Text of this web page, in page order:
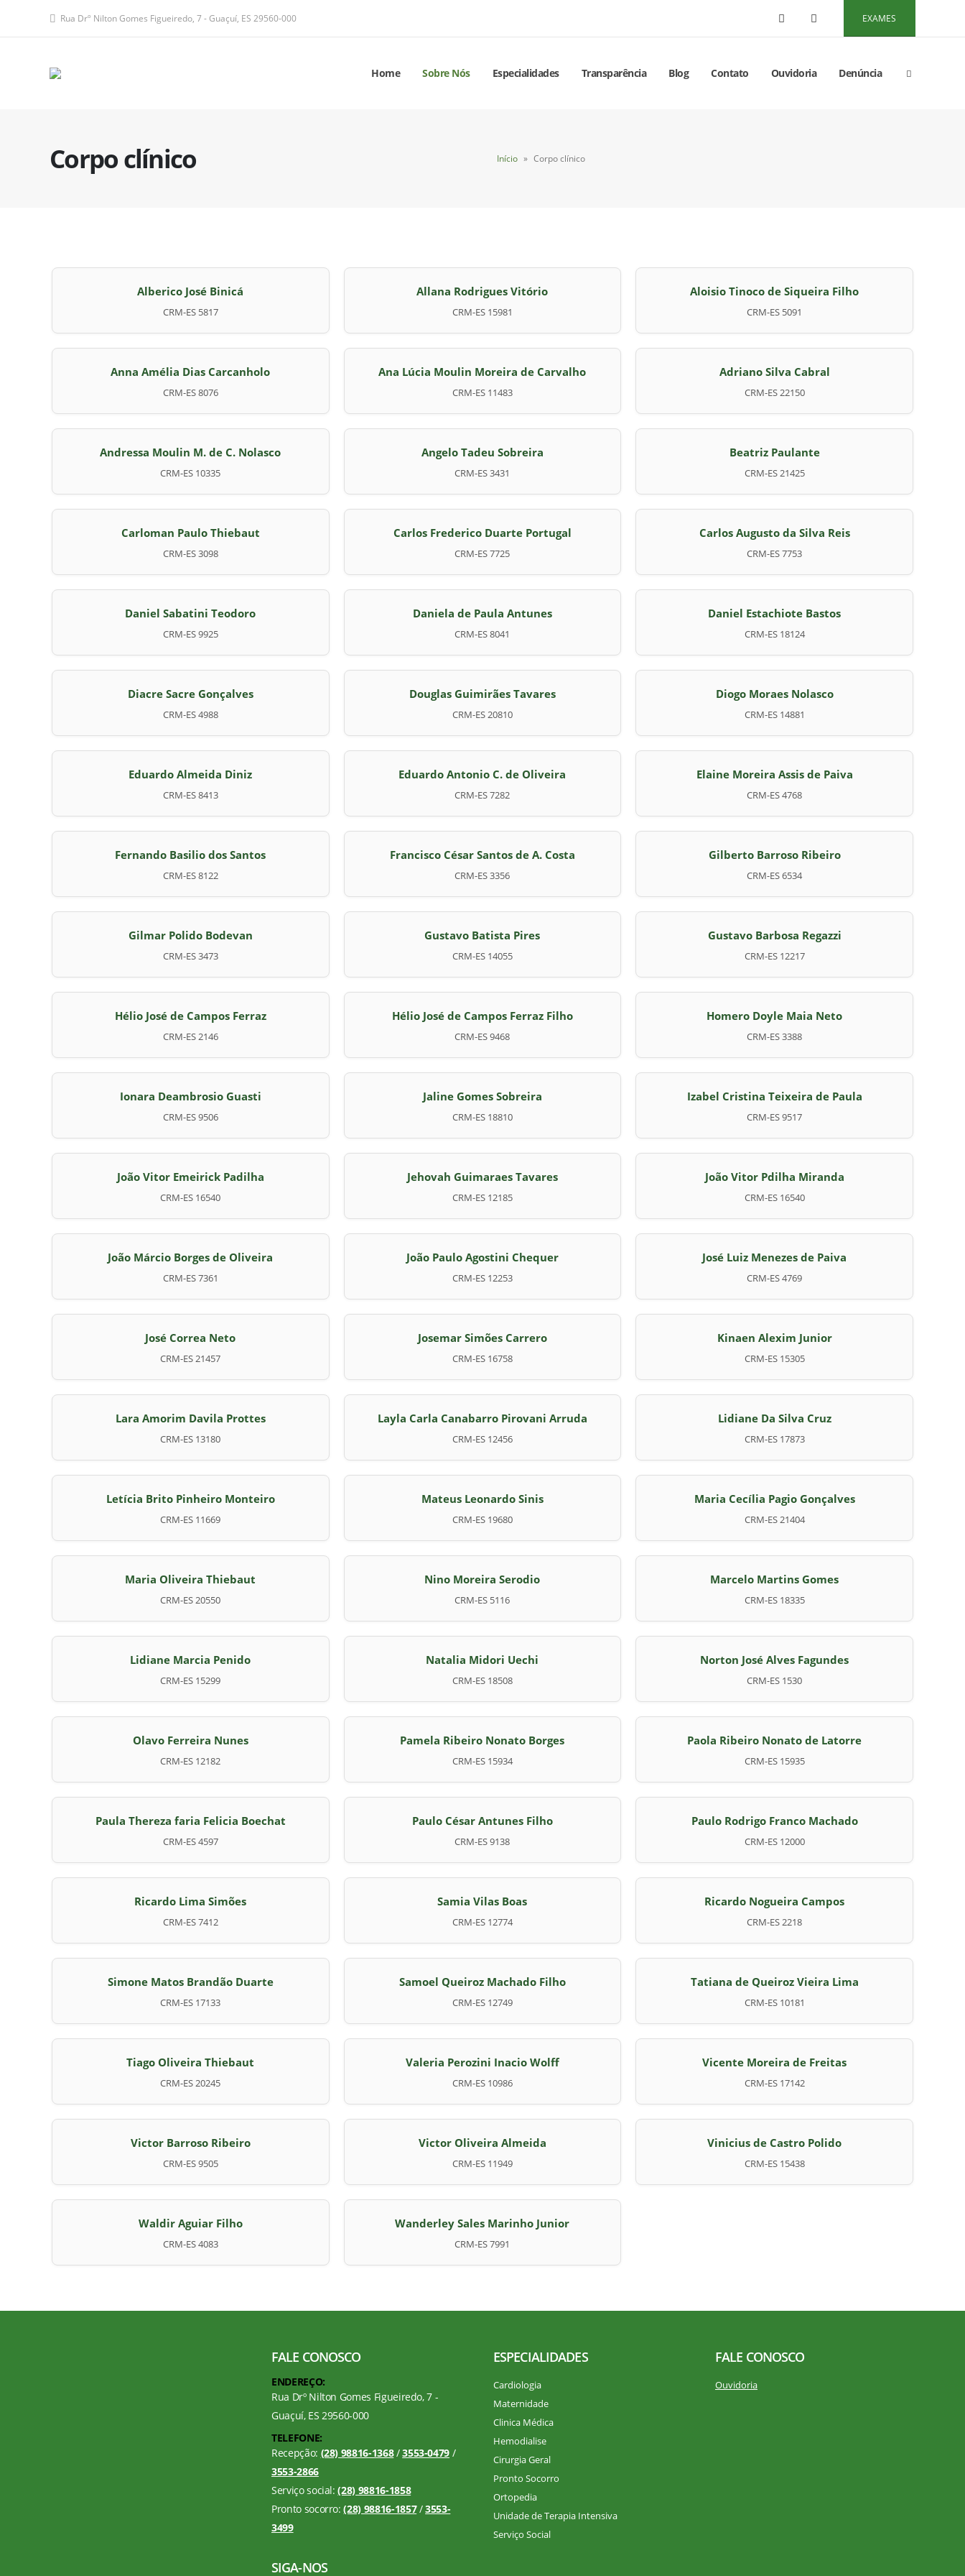
Rua Drº Nilton Gomes Figueiredo, 7 - Guaçuí, ES 29560-000 EXAMES
Home Sobre Nós Especialidades Transparência Blog Contato Ouvidoria Denúncia
Corpo clínico Início » Corpo clínico
Alberico José Binicá
CRM-ES 5817
Allana Rodrigues Vitório
CRM-ES 15981
Aloisio Tinoco de Siqueira Filho
CRM-ES 5091
Anna Amélia Dias Carcanholo
CRM-ES 8076
Ana Lúcia Moulin Moreira de Carvalho
CRM-ES 11483
Adriano Silva Cabral
CRM-ES 22150
Andressa Moulin M. de C. Nolasco
CRM-ES 10335
Angelo Tadeu Sobreira
CRM-ES 3431
Beatriz Paulante
CRM-ES 21425
Carloman Paulo Thiebaut
CRM-ES 3098
Carlos Frederico Duarte Portugal
CRM-ES 7725
Carlos Augusto da Silva Reis
CRM-ES 7753
Daniel Sabatini Teodoro
CRM-ES 9925
Daniela de Paula Antunes
CRM-ES 8041
Daniel Estachiote Bastos
CRM-ES 18124
Diacre Sacre Gonçalves
CRM-ES 4988
Douglas Guimirães Tavares
CRM-ES 20810
Diogo Moraes Nolasco
CRM-ES 14881
Eduardo Almeida Diniz
CRM-ES 8413
Eduardo Antonio C. de Oliveira
CRM-ES 7282
Elaine Moreira Assis de Paiva
CRM-ES 4768
Fernando Basilio dos Santos
CRM-ES 8122
Francisco César Santos de A. Costa
CRM-ES 3356
Gilberto Barroso Ribeiro
CRM-ES 6534
Gilmar Polido Bodevan
CRM-ES 3473
Gustavo Batista Pires
CRM-ES 14055
Gustavo Barbosa Regazzi
CRM-ES 12217
Hélio José de Campos Ferraz
CRM-ES 2146
Hélio José de Campos Ferraz Filho
CRM-ES 9468
Homero Doyle Maia Neto
CRM-ES 3388
Ionara Deambrosio Guasti
CRM-ES 9506
Jaline Gomes Sobreira
CRM-ES 18810
Izabel Cristina Teixeira de Paula
CRM-ES 9517
João Vitor Emeirick Padilha
CRM-ES 16540
Jehovah Guimaraes Tavares
CRM-ES 12185
João Vitor Pdilha Miranda
CRM-ES 16540
João Márcio Borges de Oliveira
CRM-ES 7361
João Paulo Agostini Chequer
CRM-ES 12253
José Luiz Menezes de Paiva
CRM-ES 4769
José Correa Neto
CRM-ES 21457
Josemar Simões Carrero
CRM-ES 16758
Kinaen Alexim Junior
CRM-ES 15305
Lara Amorim Davila Prottes
CRM-ES 13180
Layla Carla Canabarro Pirovani Arruda
CRM-ES 12456
Lidiane Da Silva Cruz
CRM-ES 17873
Letícia Brito Pinheiro Monteiro
CRM-ES 11669
Mateus Leonardo Sinis
CRM-ES 19680
Maria Cecília Pagio Gonçalves
CRM-ES 21404
Maria Oliveira Thiebaut
CRM-ES 20550
Nino Moreira Serodio
CRM-ES 5116
Marcelo Martins Gomes
CRM-ES 18335
Lidiane Marcia Penido
CRM-ES 15299
Natalia Midori Uechi
CRM-ES 18508
Norton José Alves Fagundes
CRM-ES 1530
Olavo Ferreira Nunes
CRM-ES 12182
Pamela Ribeiro Nonato Borges
CRM-ES 15934
Paola Ribeiro Nonato de Latorre
CRM-ES 15935
Paula Thereza faria Felicia Boechat
CRM-ES 4597
Paulo César Antunes Filho
CRM-ES 9138
Paulo Rodrigo Franco Machado
CRM-ES 12000
Ricardo Lima Simões
CRM-ES 7412
Samia Vilas Boas
CRM-ES 12774
Ricardo Nogueira Campos
CRM-ES 2218
Simone Matos Brandão Duarte
CRM-ES 17133
Samoel Queiroz Machado Filho
CRM-ES 12749
Tatiana de Queiroz Vieira Lima
CRM-ES 10181
Tiago Oliveira Thiebaut
CRM-ES 20245
Valeria Perozini Inacio Wolff
CRM-ES 10986
Vicente Moreira de Freitas
CRM-ES 17142
Victor Barroso Ribeiro
CRM-ES 9505
Victor Oliveira Almeida
CRM-ES 11949
Vinicius de Castro Polido
CRM-ES 15438
Waldir Aguiar Filho
CRM-ES 4083
Wanderley Sales Marinho Junior
CRM-ES 7991
FALE CONOSCO
ENDEREÇO:
Rua Drº Nilton Gomes Figueiredo, 7 -
Guaçuí, ES 29560-000
TELEFONE:
Recepção: (28) 98816-1368/3553-0479 /
3553-2866
Serviço social:(28) 98816-1858
Pronto socorro:(28) 98816-1857/3553-
3499
SIGA-NOS
ESPECIALIDADES
Cardiologia
Maternidade
Clinica Médica
Hemodialise
Cirurgia Geral
Pronto Socorro
Ortopedia
Unidade de Terapia Intensiva
Serviço Social
FALE CONOSCO
Ouvidoria